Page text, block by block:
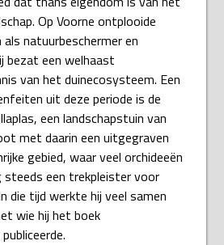
Op Voorne ontplooide
natuurbeschermer en
bezat een welhaast
van het duinecosysteem. Een
uit deze periode is de
een landschapstuin van
met daarin een uitgegraven
gebied, waar veel orchideeën
een trekpleister voor
die tijd werkte hij veel samen
wie hij het boek